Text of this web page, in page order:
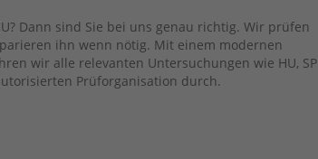
Dann sind Sie bei uns genau richtig. Wir prüfen
ihn wenn nötig. Mit einem modernen
wir alle relevanten Untersuchungen wie HU, SP
Prüforganisation durch.